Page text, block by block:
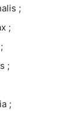
;
;
;
;